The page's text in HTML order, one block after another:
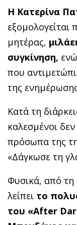
Η Κατερίνα
εξομολογείται
μητέρας,
συγκίνηση,
που
της
Κατά τη
καλεσμένοι
πρόσωπα της
«Δάγκωσε τη
Φυσικά, από
λείπει το
του «After